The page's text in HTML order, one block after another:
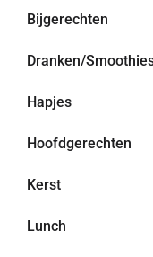
Bijgerechten
Dranken/
Hapjes
Hoofdgerechten
Kerst
Lunch